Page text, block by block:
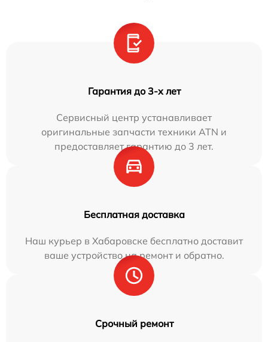
Гарантия до 3-х лет
Сервисный центр устанавливает
оригинальные запчасти техники ATN и
предоставляет гарантию до 3 лет.
Бесплатная доставка
Наш курьер в Хабаровске бесплатно доставит
ваше устройство на ремонт и обратно.
Срочный ремонт